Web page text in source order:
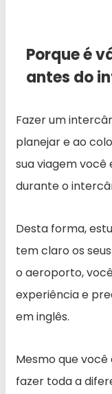
Porque é
antes do
Fazer um
planejar e ao
sua viagem
durante o
Desta forma,
tem claro os
o aeroporto,
experiência e
em inglês.
Mesmo que
fazer toda a